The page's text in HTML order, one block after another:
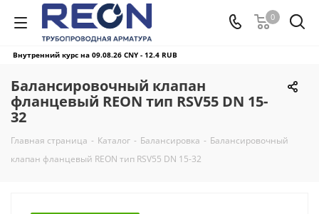
0
Внутренний курс на 09.08.26 CNY - 12.4 RUB
Балансировочный клапан
фланцевый REON тип RSV55 DN 15-
32
Главная страница - Каталог - Балансировка - Балансировочный
клапан фланцевый REON тип RSV55 DN 15-32